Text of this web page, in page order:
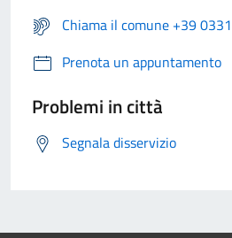
Chiama il comune +39
Prenota un appuntamento
Problemi in città
Segnala disservizio